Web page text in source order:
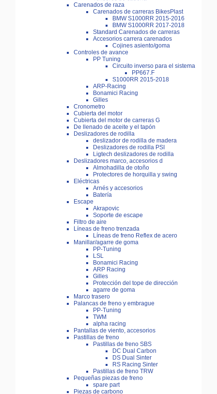
Carenados de raza
Carenados de carreras BikesPlast
BMW S1000RR 2015-2016
BMW S1000RR 2017-2018
Standard Carenados de carreras
Accesorios carrera carenados
Cojines asiento/goma
Controles de avance
PP Tuning
Circuito inverso para el sistema
PP667.F
S1000RR 2015-2018
ARP-Racing
Bonamici Racing
Gilles
Cronometro
Cubierta del motor
Cubierta del motor de carreras G
De llenado de aceite y el tapón
Deslizadores de rodilla
deslizador de rodilla de madera
Deslizadores de rodilla PSI
Ligtech deslizadores de rodilla
Deslizadores marco, accesorios d
Almohadilla de otoño
Protectores de horquilla y swing
Eléctricas
Arnés y accesorios
Batería
Escape
Akrapovic
Soporte de escape
Filtro de aire
Líneas de freno trenzada
Líneas de freno Reflex de acero
Manillar/agarre de goma
PP-Tuning
LSL
Bonamici Racing
ARP Racing
Gilles
Protección del tope de dirección
agarre de goma
Marco trasero
Palancas de freno y embrague
PP-Tuning
TWM
alpha racing
Pantallas de viento, accesorios
Pastillas de freno
Pastillas de freno SBS
DC Dual Carbon
DS Dual Sinter
RS Racing Sinter
Pastillas de freno TRW
Pequeñas piezas de freno
spare part
Piezas de carbono